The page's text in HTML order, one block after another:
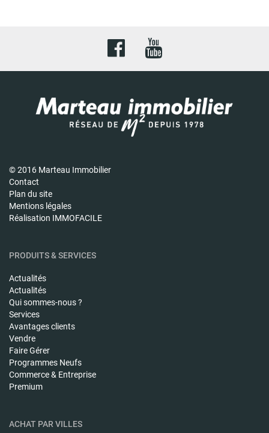
© 2016 Marteau Immobilier
Contact
Plan du site
Mentions légales
Réalisation IMMOFACILE
PRODUITS & SERVICES
Actualités
Actualités
Qui sommes-nous ?
Services
Avantages clients
Vendre
Faire Gérer
Programmes Neufs
Commerce & Entreprise
Premium
ACHAT PAR VILLES